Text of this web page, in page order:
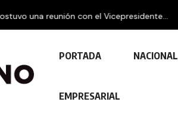
una reunión con el Vicepresidente...
PORTADA NACIONAL
EMPRESARIAL